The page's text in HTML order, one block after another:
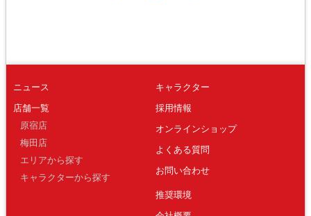
ニュース
店舗一覧
原宿店
梅田店
エリアから探す
キャラクターから探す
キャラクター
採用情報
オンラインショップ
よくある質問
お問い合わせ
推奨環境